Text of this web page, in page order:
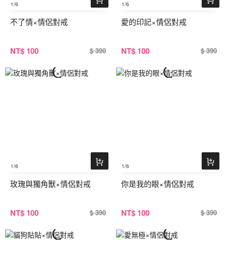
1/6
不了情×情侶對戒
NT$ 100 $ 390
1/6
愛的印記×情侶對戒
NT$ 100 $ 390
1/6
玫瑰與獨角獸×情侶對戒
NT$ 100 $ 390
1/6
你是我的眼×情侶對戒
NT$ 100 $ 390